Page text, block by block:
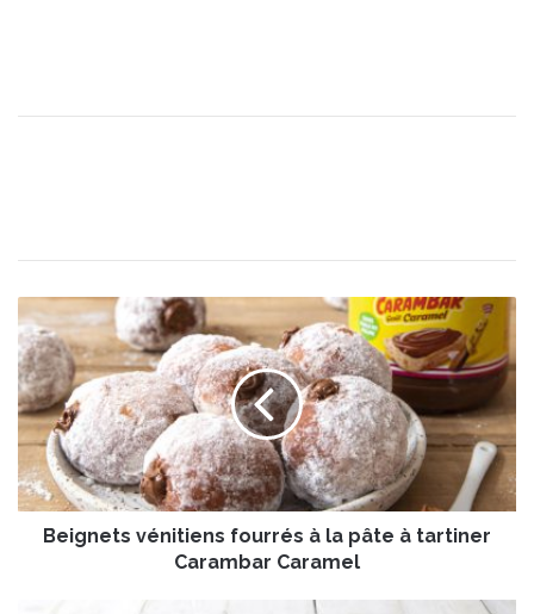
e
i
g
n
e
s
v
Beignets vénitiens fourrés à la pâte à tartiner
Carambar Caramel